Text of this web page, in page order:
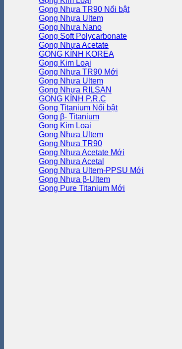
Gọng Nhựa TR90
Gọng Nhựa Ultem
Gọng Nhựa Nano
Gọng Soft Polycarbonate
Gọng Nhựa Acetate
GỌNG KÍNH KOREA
Gọng Kim Loại
Gọng Nhựa TR90
Gọng Nhựa Ultem
Gọng Nhựa RILSAN
GỌNG KÍNH P.R.C
Gọng Titanium
Gọng β- Titanium
Gọng Kim Loại
Gọng Nhựa Ultem
Gọng Nhựa TR90
Gọng Nhựa Acetate
Gọng Nhựa Acetal
Gọng Nhựa Ultem-PPSU
Gọng Nhựa β-Ultem
Gọng Pure Titanium